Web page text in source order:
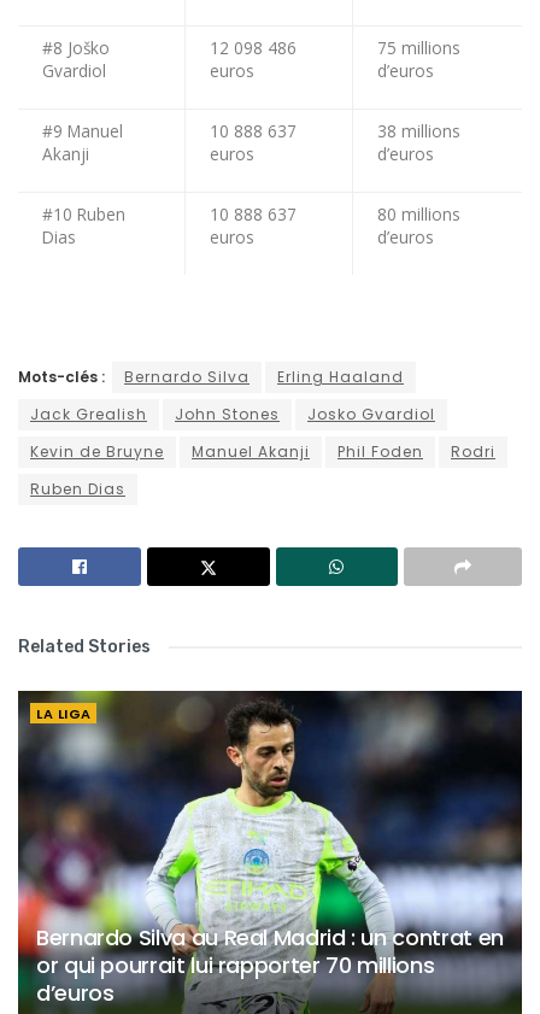
#8 Joško
Gvardiol
12 098 486
euros
75 millions
d’euros
#9 Manuel
Akanji
10 888 637
euros
38 millions
d’euros
#10 Ruben
Dias
10 888 637
euros
80 millions
d’euros
Mots-clés : Bernardo Silva
Erling Haaland
Jack Grealish
John Stones
Josko Gvardiol
Kevin de Bruyne
Manuel Akanji Phil Foden
Rodri
Ruben Dias
Related Stories
LA LIGA
Bernardo Silva au Real Madrid : un contrat en
or qui pourrait lui rapporter 70 millions
d’euros